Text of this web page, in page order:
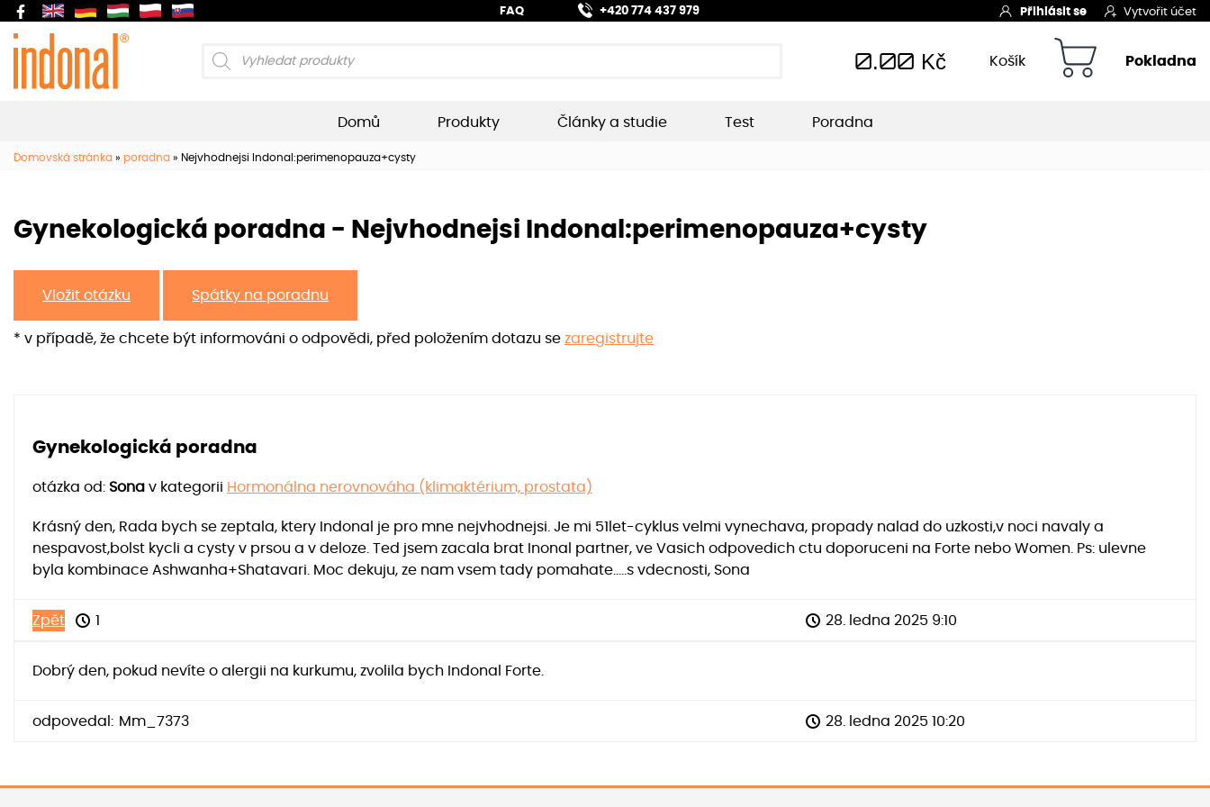
FAQ +420 774 437 979 Přihlásit se Vytvořit účet
Products
0.00 Kč Košík Pokladna
Domů Produkty Články a studie Test Poradna
Domovská stránka » poradna » Nejvhodnejsi Indonal:perimenopauza+cysty
Gynekologická poradna - Nejvhodnejsi Indonal:perimenopauza+cysty
Vložit otázku Spátky na poradnu
* v případě, že chcete být informováni o odpovědi, před položením dotazu se zaregistrujte
Gynekologická poradna
otázka od: Sona v kategorii Hormonálna nerovnováha (klimaktérium, prostata)
Krásný den, Rada bych se zeptala, ktery Indonal je pro mne nejvhodnejsi. Je mi 51let-cyklus velmi vynechava, propady nalad do uzkosti,v noci navaly a
nespavost,bolst kycli a cysty v prsou a v deloze. Ted jsem zacala brat Inonal partner, ve Vasich odpovedich ctu doporuceni na Forte nebo Women. Ps: ulevne
byla kombinace Ashwanha+Shatavari. Moc dekuju, ze nam vsem tady pomahate.....s vdecnosti, Sona
Zpět 1 28. ledna 2025 9:10
Dobrý den, pokud nevíte o alergii na kurkumu, zvolila bych Indonal Forte.
odpovedal: Mm_7373 28. ledna 2025 10:20